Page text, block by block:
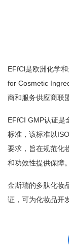
EFfCl是欧洲化学
for Cosmetic
商和服务供应商联
EFfCI GMP认证是
标准，该标准以
要求，旨在规范化
和功效性提供保障。
金斯瑞的多肽化妆
证，可为化妆品开